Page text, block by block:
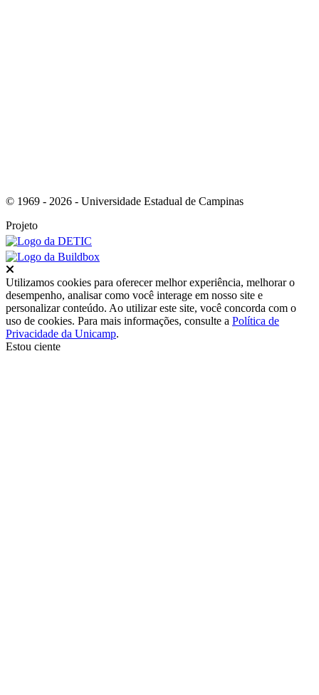
© 1969 - 2026 - Universidade Estadual de Campinas
Projeto
Utilizamos cookies para oferecer melhor experiência, melhorar o
desempenho, analisar como você interage em nosso site e
personalizar conteúdo. Ao utilizar este site, você concorda com o
uso de cookies. Para mais informações, consulte a Política de
Privacidade da Unicamp.
Estou ciente